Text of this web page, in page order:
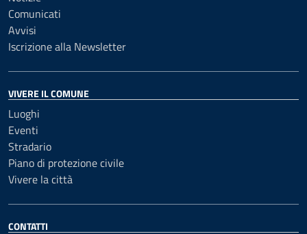
Comunicati
Avvisi
Iscrizione alla Newsletter
VIVERE IL COMUNE
Luoghi
Eventi
Stradario
Piano di protezione civile
Vivere la città
CONTATTI